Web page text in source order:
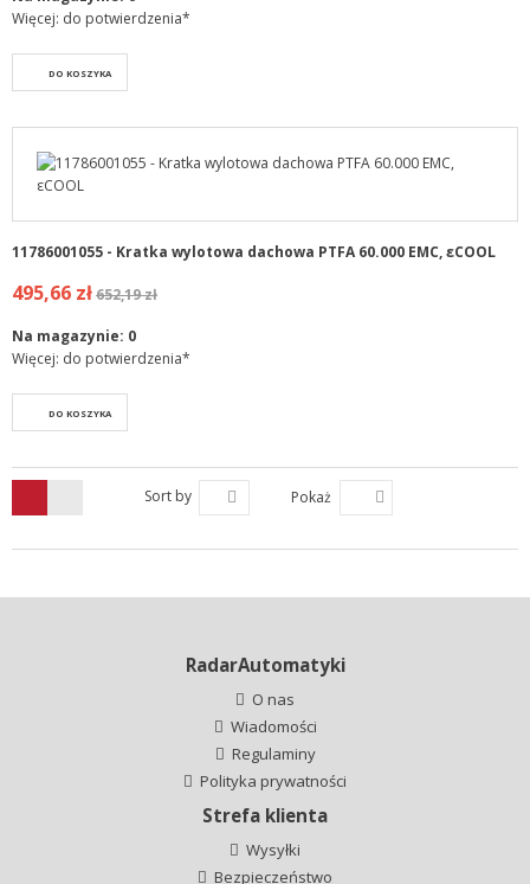
Więcej: do potwierdzenia*
DO KOSZYKA
11786001055 - Kratka wylotowa dachowa PTFA 60.000 EMC, εCOOL
495,66 zł652,19 zł
Na magazynie: 0
Więcej: do potwierdzenia*
DO KOSZYKA
Sort by Pokaż
RadarAutomatyki
O nas
Wiadomości
Regulaminy
Polityka prywatności
Strefa klienta
Wysyłki
Bezpieczeństwo